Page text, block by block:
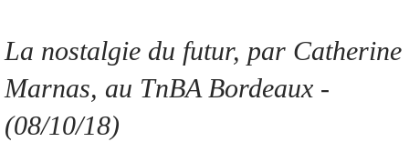
▼
La nostalgie du futur, par Catherine
Marnas, au TnBA Bordeaux -
(08/10/18)